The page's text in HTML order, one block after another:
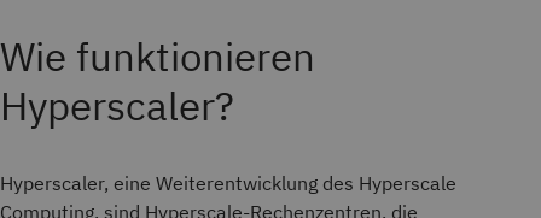
Wie funktionieren
Hyperscaler?
Hyperscaler, eine Weiterentwicklung des Hyperscale
Computing, sind Hyperscale-Rechenzentren, die